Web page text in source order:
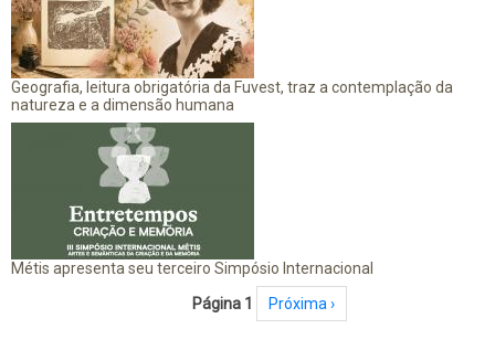
Geografia, leitura obrigatória da Fuvest, traz a contemplação da
natureza e a dimensão humana
Métis apresenta seu terceiro Simpósio Internacional
Página 1 Próxima página
Próxima ›